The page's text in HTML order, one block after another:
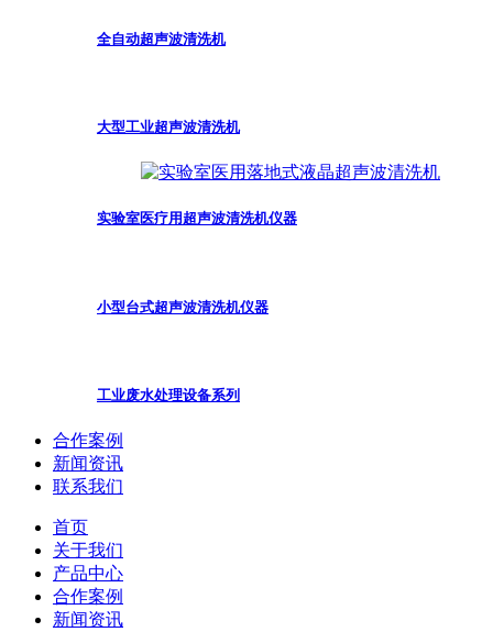
全自动超声波清洗机
大型工业超声波清洗机
实验室医疗用超声波清洗机仪器
小型台式超声波清洗机仪器
工业废水处理设备系列
合作案例
新闻资讯
联系我们
首页
关于我们
产品中心
合作案例
新闻资讯